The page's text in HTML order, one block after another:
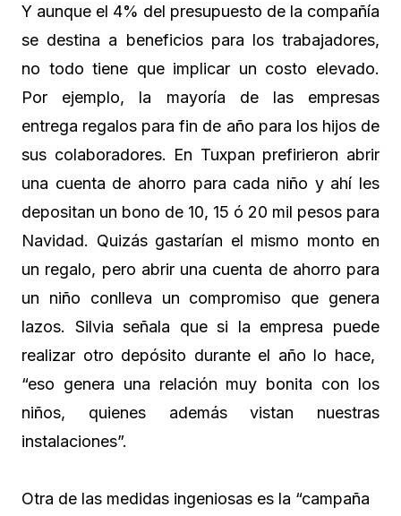
Y aunque el 4% del presupuesto de la compañía
se destina a beneficios para los trabajadores,
no todo tiene que implicar un costo elevado.
Por ejemplo, la mayoría de las empresas
entrega regalos para fin de año para los hijos de
sus colaboradores. En Tuxpan prefirieron abrir
una cuenta de ahorro para cada niño y ahí les
depositan un bono de 10, 15 ó 20 mil pesos para
Navidad. Quizás gastarían el mismo monto en
un regalo, pero abrir una cuenta de ahorro para
un niño conlleva un compromiso que genera
lazos. Silvia señala que si la empresa puede
realizar otro depósito durante el año lo hace,
“eso genera una relación muy bonita con los
niños, quienes además vistan nuestras
instalaciones”.
Otra de las medidas ingeniosas es la “campaña